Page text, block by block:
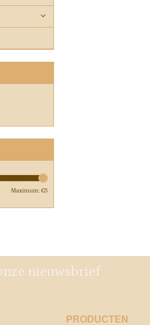
Maximum: €5
nieuwsbrief
PRODUCTEN